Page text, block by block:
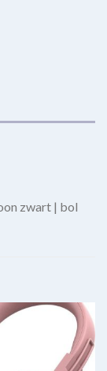
zwart | bol